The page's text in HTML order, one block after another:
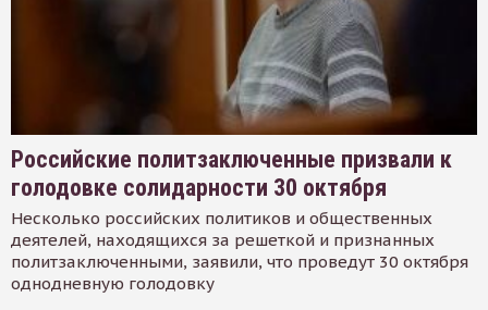
Российские политзаключенные призвали к
голодовке солидарности 30 октября
Несколько российских политиков и общественных
деятелей, находящихся за решеткой и признанных
политзаключенными, заявили, что проведут 30 октября
однодневную голодовку